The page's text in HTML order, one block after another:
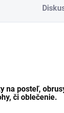
na posteľ,
či oblečenie.